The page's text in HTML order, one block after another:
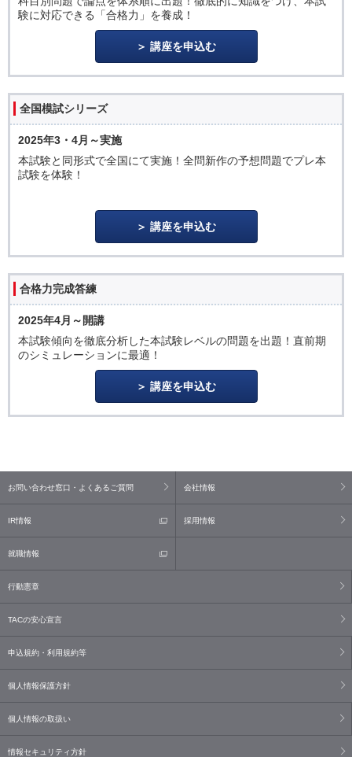
験に対応できる「合格力」を養成！
講座を申込む
全国模試シリーズ
2025年3・4月～実施
本試験と同形式で全国にて実施！全問新作の予想問題でプレ本
試験を体験！
講座を申込む
合格力完成答練
2025年4月～開講
本試験傾向を徹底分析した本試験レベルの問題を出題！直前期
のシミュレーションに最適！
講座を申込む
お問い合わせ窓口・よくあるご質問 会社情報
IR情報 採用情報
就職情報
行動憲章
TACの安心宣言
申込規約・利用規約等
個人情報保護方針
個人情報の取扱い
情報セキュリティ方針